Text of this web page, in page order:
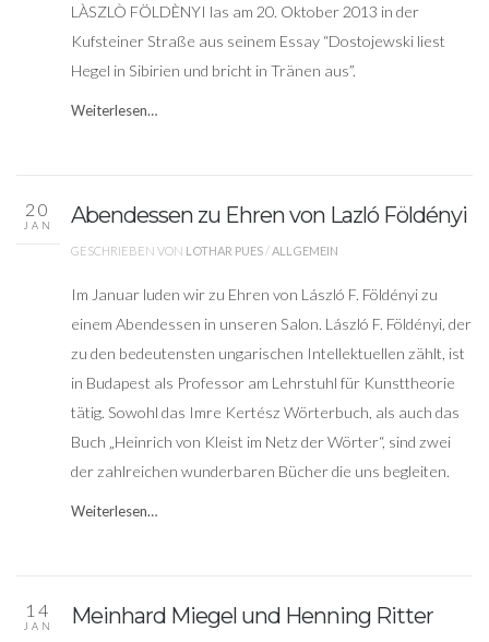
LÀSZLÒ FÖLDÈNYI las am 20. Oktober 2013 in der
Kufsteiner Straße aus seinem Essay “Dostojewski liest
Hegel in Sibirien und bricht in Tränen aus”.
Weiterlesen…
20
JAN Abendessen zu Ehren von Lazló Földényi
GESCHRIEBEN VON LOTHAR PUES/ALLGEMEIN
Im Januar luden wir zu Ehren von László F. Földényi zu
einem Abendessen in unseren Salon. László F. Földényi, der
zu den bedeutensten ungarischen Intellektuellen zählt, ist
in Budapest als Professor am Lehrstuhl für Kunsttheorie
tätig. Sowohl das Imre Kertész Wörterbuch, als auch das
Buch „Heinrich von Kleist im Netz der Wörter“, sind zwei
der zahlreichen wunderbaren Bücher die uns begleiten.
Weiterlesen…
14
JAN Meinhard Miegel und Henning Ritter